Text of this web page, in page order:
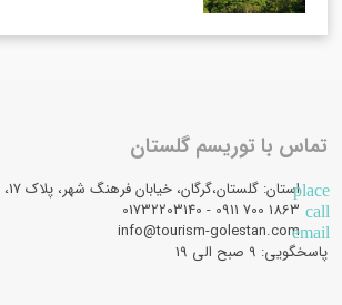
تماس با توریسم گلستان
placeاستان: گلستان،گرگان، خیابان فرهنگ شهر، پلاک 17، طبقه: همکف،
call
email
info@tourism-golestan.com
پاسخگویی: ۹ صبح الی 19